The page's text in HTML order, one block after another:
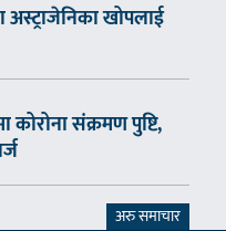
खोपलाई
संक्रमण पुष्टि,
अरु समाचार